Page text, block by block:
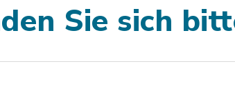
Sie sich